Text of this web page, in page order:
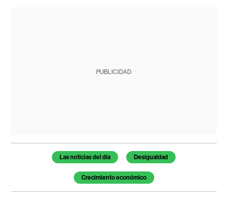
PUBLICIDAD
Temas de este artículo
Las noticias del día Desigualdad
Crecimiento económico